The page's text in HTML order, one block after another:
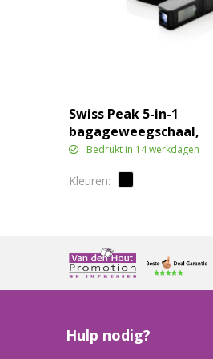
Swiss Peak 5-in-1
bagageweegschaal,
powerbank en zaklamp
Bedrukt in 14 werkdagen
Hulp nodig?